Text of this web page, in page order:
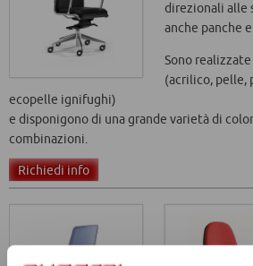
direzionali alle
anche panche
Sono
(acrilico, pelle,
ecopelle ignifughi)
e disponigono di una grande varietà di
combinazioni.
Richiedi info